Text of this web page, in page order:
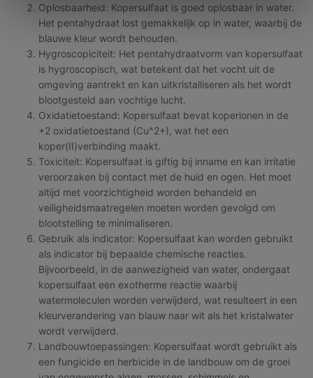
Oplosbaarheid: Kopersulfaat is goed oplosbaar in water.
Het pentahydraat lost gemakkelijk op in water, waarbij de
blauwe kleur wordt behouden.
Hygroscopiciteit: Het pentahydraatvorm van kopersulfaat
is hygroscopisch, wat betekent dat het vocht uit de
omgeving aantrekt en kan uitkristalliseren als het wordt
blootgesteld aan vochtige lucht.
Oxidatietoestand: Kopersulfaat bevat koperionen in de
+2 oxidatietoestand (Cu^2+), wat het een
koper(II)verbinding maakt.
Toxiciteit: Kopersulfaat is giftig bij inname en kan irritatie
veroorzaken bij contact met de huid en ogen. Het moet
altijd met voorzichtigheid worden behandeld en
veiligheidsmaatregelen moeten worden gevolgd om
blootstelling te minimaliseren.
Gebruik als indicator: Kopersulfaat kan worden gebruikt
als indicator bij bepaalde chemische reacties.
Bijvoorbeeld, in de aanwezigheid van water, ondergaat
kopersulfaat een exotherme reactie waarbij
watermoleculen worden verwijderd, wat resulteert in een
kleurverandering van blauw naar wit als het kristalwater
wordt verwijderd.
Landbouwtoepassingen: Kopersulfaat wordt gebruikt als
een fungicide en herbicide in de landbouw om de groei